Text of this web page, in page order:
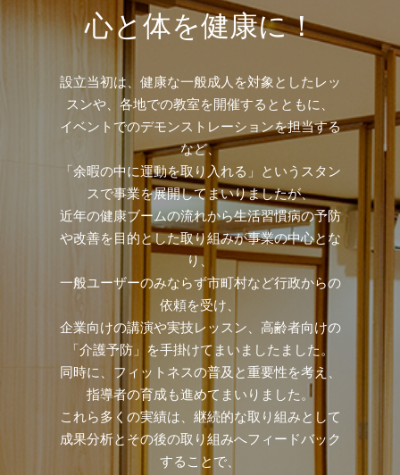
心と体を健康に！
設立当初は、健康な一般成人を対象としたレッ
スンや、各地での教室を開催するとともに、
イベントでのデモンストレーションを担当する
など、
「余暇の中に運動を取り入れる」というスタン
スで事業を展開してまいりましたが、
近年の健康ブームの流れから生活習慣病の予防
や改善を目的とした取り組みが事業の中心とな
り、
一般ユーザーのみならず市町村など行政からの
依頼を受け、
企業向けの講演や実技レッスン、高齢者向けの
「介護予防」を手掛けてまいましたました。
同時に、フィットネスの普及と重要性を考え、
指導者の育成も進めてまいりました。
これら多くの実績は、継続的な取り組みとして
成果分析とその後の取り組みへフィードバック
することで、